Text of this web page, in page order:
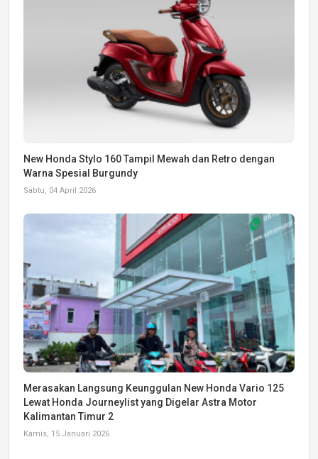
New Honda Stylo 160 Tampil Mewah dan Retro dengan
Warna Spesial Burgundy
Sabtu, 04 April 2026
Merasakan Langsung Keunggulan New Honda Vario 125
Lewat Honda Journeylist yang Digelar Astra Motor
Kalimantan Timur 2
Kamis, 15 Januari 2026